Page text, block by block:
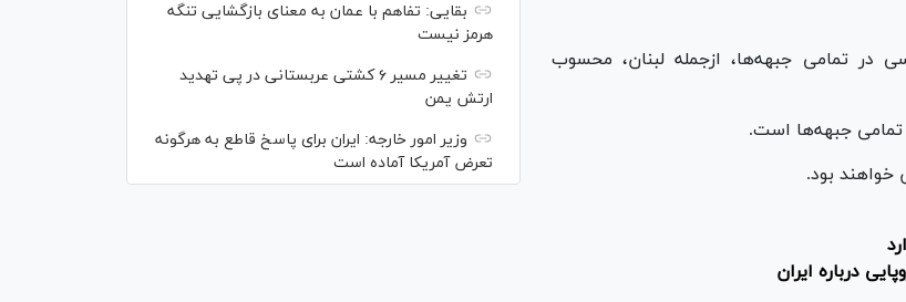
در تمامی جبهه‌ها، ازجمله لبنان، محسوب
جبهه‌ها است.
بود.
درباره ایران
بقایی: تفاهم با عمان به معنای بازگشایی تنگه
هرمز نیست
تغییر مسیر ۶ کشتی عربستانی در پی تهدید
ارتش یمن
وزیر امور خارجه: ایران برای پاسخ قاطع به هرگونه
تعرض آمریکا آماده است